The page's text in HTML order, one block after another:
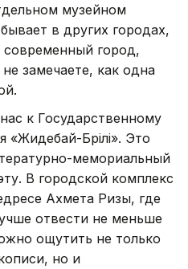
музейном
в других городах,
город,
замечаете, как одна
к Государственному
Бөрілі». Это
мемориальный
В городской комплекс
Ахмета Ризы, где
отвести не меньше
ощутить не только
но и